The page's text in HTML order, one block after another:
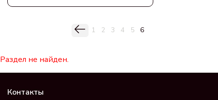
1 2 3 4 5 6
Раздел не найден.
Контакты